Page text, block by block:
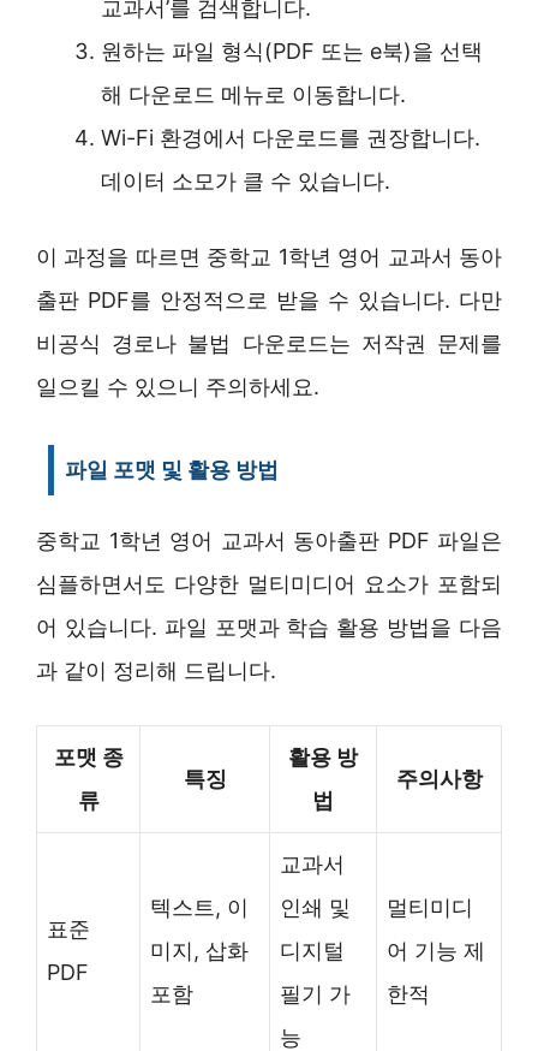
교과서’를 검색합니다.
원하는 파일 형식(PDF 또는 e북)을 선택
해 다운로드 메뉴로 이동합니다.
Wi-Fi 환경에서 다운로드를 권장합니다.
데이터 소모가 클 수 있습니다.
이 과정을 따르면 중학교 1학년 영어 교과서 동아
출판 PDF를 안정적으로 받을 수 있습니다. 다만
비공식 경로나 불법 다운로드는 저작권 문제를
일으킬 수 있으니 주의하세요.
파일 포맷 및 활용 방법
중학교 1학년 영어 교과서 동아출판 PDF 파일은
심플하면서도 다양한 멀티미디어 요소가 포함되
어 있습니다. 파일 포맷과 학습 활용 방법을 다음
과 같이 정리해 드립니다.
포맷 종
류
특징
활용 방
법
주의사항
표준
PDF
텍스트, 이
미지, 삽화
포함
교과서
인쇄 및
디지털
필기 가
능
멀티미디
어 기능 제
한적